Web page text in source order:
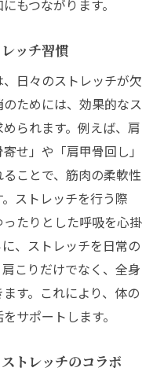
もつながります。
ッチ習慣
日々のストレッチが欠
ためには、効果的なス
られます。例えば、肩
せ」や「肩甲骨回し」
ことで、筋肉の柔軟性
ストレッチを行う際
たりとした呼吸を心掛
、ストレッチを日常の
こりだけでなく、全身
す。これにより、体の
サポートします。
トレッチのコラボ